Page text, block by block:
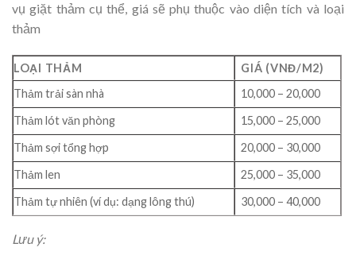
vụ giặt thảm cụ thể, giá sẽ phụ thuộc vào diện tích và loại
thảm
LOẠI THẢM
GIÁ (VNĐ/M2)
Thảm trải sàn nhà
10,000 – 20,000
Thảm lót văn phòng
15,000 – 25,000
Thảm sợi tổng hợp
20,000 – 30,000
Thảm len
25,000 – 35,000
Thảm tự nhiên (ví dụ: dạng lông thú)
30,000 – 40,000
Lưu ý: